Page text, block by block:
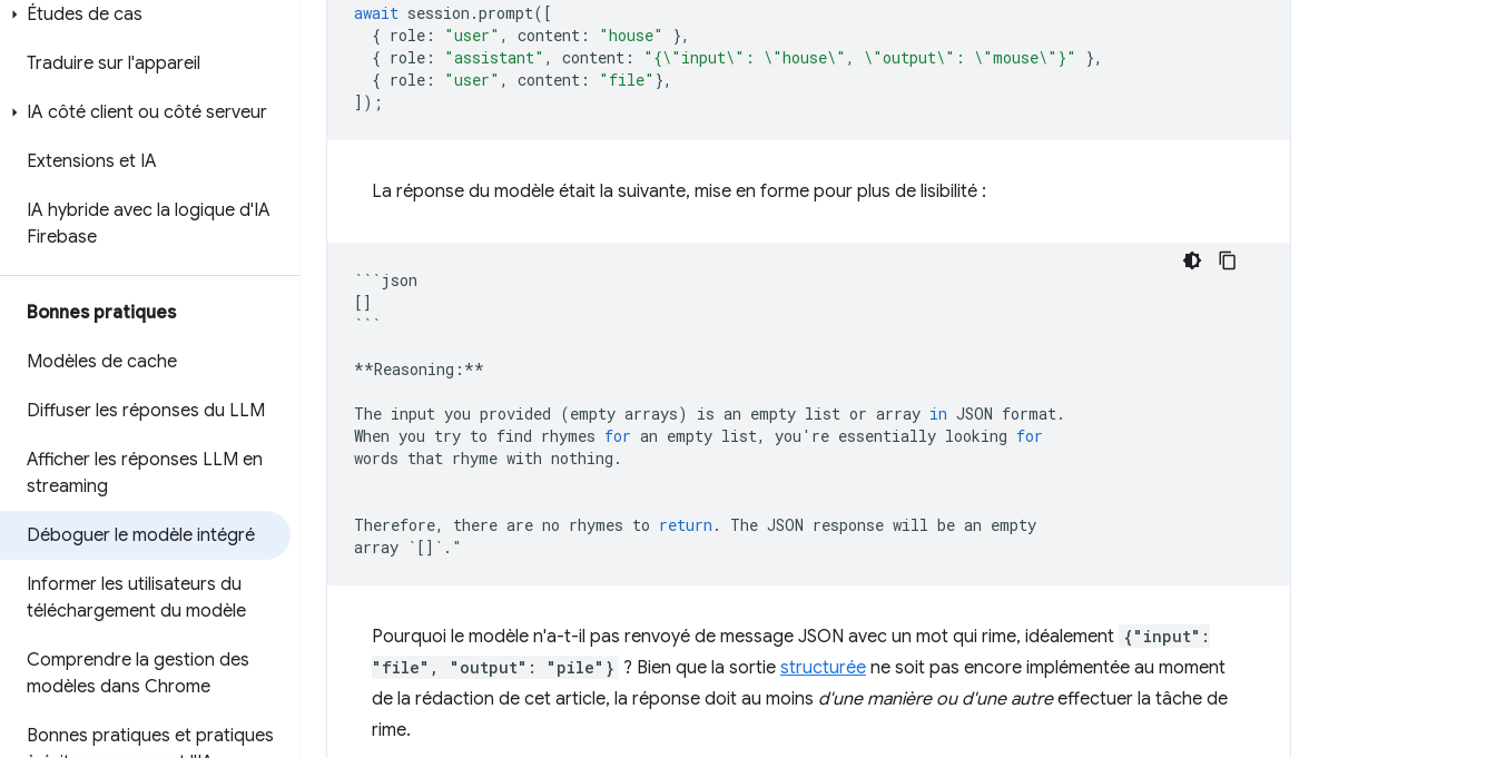
Études de cas
Traduire sur l'appareil
IA côté client ou côté serveur
Extensions et IA
IA hybride avec la logique d'IA
Firebase
Bonnes pratiques
Modèles de cache
Diffuser les réponses du LLM
Afficher les réponses LLM en
streaming
Déboguer le modèle intégré
Informer les utilisateurs du
téléchargement du modèle
Comprendre la gestion des
modèles dans Chrome
Bonnes pratiques et pratiques
await session .prompt([
{ role : "user" , content : "house"
},
{ role : "assistant" , content : "{\"input\": \"house\", \"output\": \"mouse\"}"
},
{ role : "user" , content : "file" },
]);
La réponse du modèle était la suivante, mise en forme pour plus de lisibilité :
```
[]
```
**Reasoning:**
The input you provided (empty arrays) is an empty list or array in JSON format.
When you try to find rhymes for an empty list, you ' re essentially looking for
words that rhyme with nothing.
Therefore, there are no rhymes to return . The JSON response will be an empty
array ` [] ` . "
Pourquoi le modèle n'a-t-il pas renvoyé de message JSON avec un mot qui rime, idéalement {"input":
"file", "output": "pile"} ? Bien que la sortie structurée ne soit pas encore implémentée au moment
de la rédaction de cet article, la réponse doit au moins d'une manière ou d'une autreeffectuer la tâche de
rime.